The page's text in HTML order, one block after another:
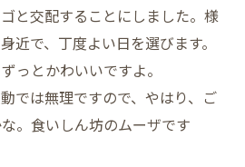
と交配することにしました。様
近で、丁度よい日を選びます。
っとかわいいですよ。
では無理ですので、やはり、ご
。食いしん坊のムーザです